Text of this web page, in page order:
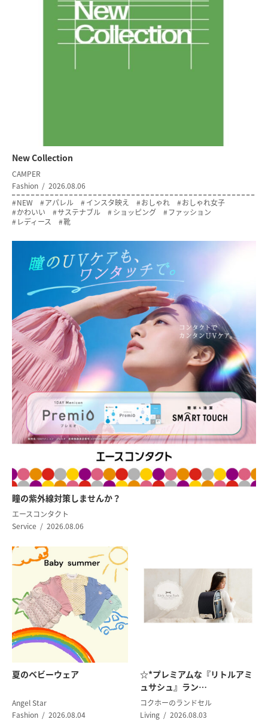
New Collection
CAMPER
Fashion
2026.08.06
NEW
アパレル インスタ映え おしゃれ
おしゃれ女子
かわいい
サステナブル ショッピング
ファッション
レディース
靴
瞳の紫外線対策しませんか？
エースコンタクト
Service
2026.08.06
夏のベビーウェア
Angel Star
Fashion
2026.08.04
☆*プレミアムな『リトルアミ
ュサシュ』ラン…
コクホーのランドセル
Living
2026.08.03